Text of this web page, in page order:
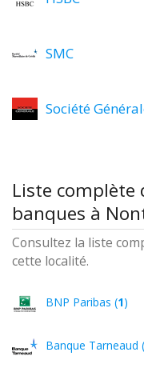
SMC
Société
Liste complète
banques à
Consultez la liste
cette localité.
BNP Paribas (1)
Banque Tarneaud (